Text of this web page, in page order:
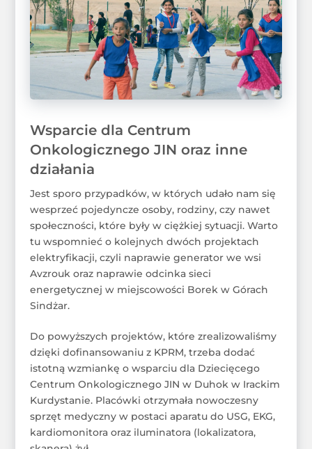
Wsparcie dla Centrum
Onkologicznego JIN oraz inne
działania
Jest sporo przypadków, w których udało nam się
wesprzeć pojedyncze osoby, rodziny, czy nawet
społeczności, które były w ciężkiej sytuacji. Warto
tu wspomnieć o kolejnych dwóch projektach
elektryfikacji, czyli naprawie generator we wsi
Avzrouk oraz naprawie odcinka sieci
energetycznej w miejscowości Borek w Górach
Sindżar.
Do powyższych projektów, które zrealizowaliśmy
dzięki dofinansowaniu z KPRM, trzeba dodać
istotną wzmiankę o wsparciu dla Dziecięcego
Centrum Onkologicznego JIN w Duhok w Irackim
Kurdystanie. Placówki otrzymała nowoczesny
sprzęt medyczny w postaci aparatu do USG, EKG,
kardiomonitora oraz iluminatora (lokalizatora,